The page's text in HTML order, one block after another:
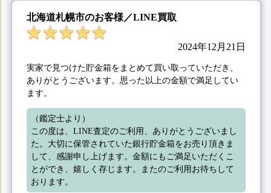
北海道札幌市のお客様／LINE買取
2024年12月21日
実家で見つけた貯金箱をまとめて買い取っていただき、
ありがとうございます。思った以上の金額で満足してい
ます。
（鑑定士より）
この度は、LINE査定のご利用、ありがとうございまし
た。大切に保管されていた銀行貯金箱をお売り頂きま
して、感謝申し上げます。金額にもご満足いただくこ
とができ、嬉しく存じます。またのご利用お待ちして
おります。